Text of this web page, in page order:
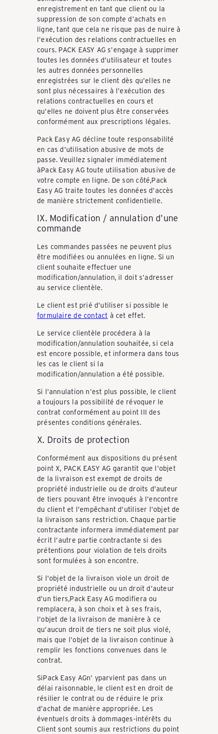
enregistrement en tant que client ou la
suppression de son compte d'achats en
ligne, tant que cela ne risque pas de nuire à
l'exécution des relations contractuelles en
cours. PACK EASY AG s'engage à supprimer
toutes les données d'utilisateur et toutes
les autres données personnelles
enregistrées sur le client dès qu'elles ne
sont plus nécessaires à l'exécution des
relations contractuelles en cours et
qu'elles ne doivent plus être conservées
conformément aux prescriptions légales.
Pack Easy AG décline toute responsabilité
en cas d'utilisation abusive de mots de
passe. Veuillez signaler immédiatement
àPack Easy AG toute utilisation abusive de
votre compte en ligne. De son côté,Pack
Easy AG traite toutes les données d'accès
de manière strictement confidentielle.
IX. Modification / annulation d'une
commande
Les commandes passées ne peuvent plus
être modifiées ou annulées en ligne. Si un
client souhaite effectuer une
modification/annulation, il doit s'adresser
au service clientèle.
Le client est prié d'utiliser si possible le
formulaire de contact à cet effet.
Le service clientèle procédera à la
modification/annulation souhaitée, si cela
est encore possible, et informera dans tous
les cas le client si la
modification/annulation a été possible.
Si l'annulation n'est plus possible, le client
a toujours la possibilité de révoquer le
contrat conformément au point III des
présentes conditions générales.
X. Droits de protection
Conformément aux dispositions du présent
point X, PACK EASY AG garantit que l'objet
de la livraison est exempt de droits de
propriété industrielle ou de droits d'auteur
de tiers pouvant être invoqués à l'encontre
du client et l'empêchant d'utiliser l'objet de
la livraison sans restriction. Chaque partie
contractante informera immédiatement par
écrit l'autre partie contractante si des
prétentions pour violation de tels droits
sont formulées à son encontre.
Si l'objet de la livraison viole un droit de
propriété industrielle ou un droit d'auteur
d'un tiers,Pack Easy AG modifiera ou
remplacera, à son choix et à ses frais,
l'objet de la livraison de manière à ce
qu'aucun droit de tiers ne soit plus violé,
mais que l'objet de la livraison continue à
remplir les fonctions convenues dans le
contrat.
SiPack Easy AGn' yparvient pas dans un
délai raisonnable, le client est en droit de
résilier le contrat ou de réduire le prix
d'achat de manière appropriée. Les
éventuels droits à dommages-intérêts du
Client sont soumis aux restrictions du point